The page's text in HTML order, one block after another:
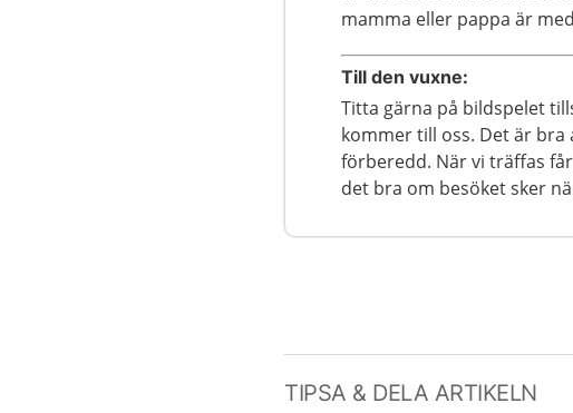
mamma eller pappa är
Till den vuxne:
Titta gärna på bildspelet
kommer till oss. Det är
förberedd. När vi träffas
det bra om besöket sker
TIPSA & DELA ARTIKELN